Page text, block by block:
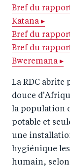
e
o
n
F
a
c
e
b
o
k
o
n
T
wi
tt
er
e
n
Li
n
k
e
d
I
Bref du
Katana ▸
Bref du
Bref du
Bweremana ▸
La RDC abrite
douce
la population
potable et
une
hygiénique
humain, selon